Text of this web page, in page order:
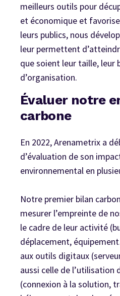
meilleurs outils pour
et économique et
leurs publics, nous
leur permettent
que soient leur taille, leur
d’organisation.
Évaluer notre
carbone
En 2022, Arenametrix a
d’évaluation de son
environnemental en
Notre premier bilan
mesurer l’empreinte de
le cadre de leur activité
déplacement,
aux outils digitaux
aussi celle de l’utilisation
(connexion à la solution,